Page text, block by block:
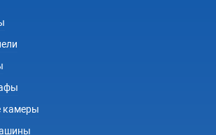
камеры